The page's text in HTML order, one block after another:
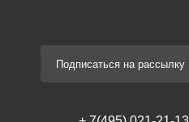
Подписаться на рассылку